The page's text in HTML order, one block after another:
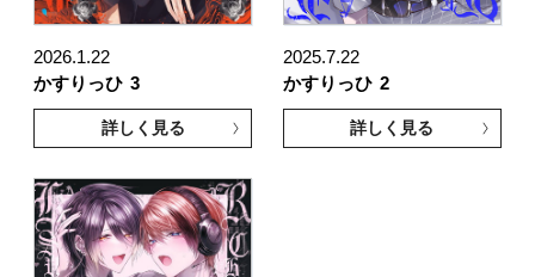
2026.1.22
かすりっひ 3
詳しく見る
2025.7.22
かすりっひ 2
詳しく見る